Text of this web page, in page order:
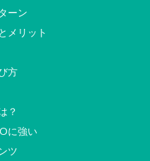
ーン
メリット
方
？
に強い
ツ